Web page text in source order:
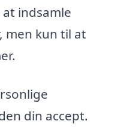
at indsamle
men kun til at
din accept.